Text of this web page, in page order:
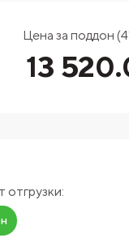
Цена за поддон
13
отгрузки: